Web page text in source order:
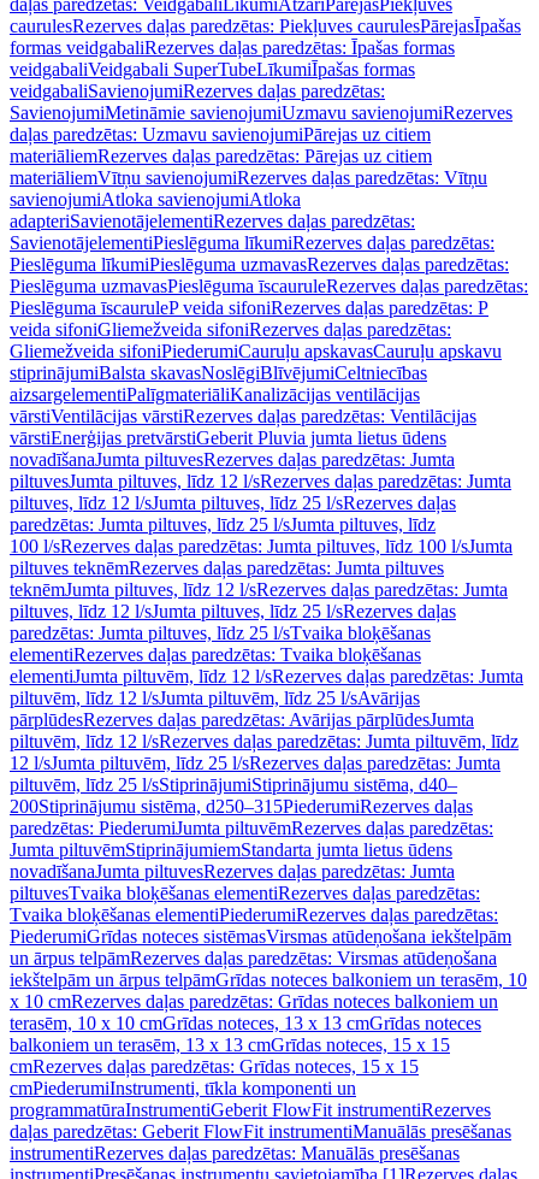
daļas paredzētas: Veidgabali LīkumiAtzari PārejasPiekļuves
caurulesRezerves daļas paredzētas: Piekļuves caurulesPārejasĪpašas
formas veidgabaliRezerves daļas paredzētas: Īpašas formas
veidgabaliVeidgabali SuperTubeLīkumiĪpašas formas
veidgabaliSavienojumiRezerves daļas paredzētas:
SavienojumiMetināmie savienojumiUzmavu savienojumiRezerves
daļas paredzētas: Uzmavu savienojumiPārejas uz citiem
materiāliemRezerves daļas paredzētas: Pārejas uz citiem
materiāliemVītņu savienojumiRezerves daļas paredzētas: Vītņu
savienojumiAtloka savienojumiAtloka
adapteriSavienotājelementiRezerves daļas paredzētas:
SavienotājelementiPieslēguma līkumiRezerves daļas paredzētas:
Pieslēguma līkumiPieslēguma uzmavasRezerves daļas paredzētas:
Pieslēguma uzmavasPieslēguma īscauruleRezerves daļas paredzētas:
Pieslēguma īscauruleP veida sifoniRezerves daļas paredzētas: P
veida sifoniGliemežveida sifoniRezerves daļas paredzētas:
Gliemežveida sifoniPiederumiCauruļu apskavasCauruļu apskavu
stiprinājumiBalsta skavasNoslēgiBlīvējumiCeltniecības
aizsargelementiPalīgmateriāliKanalizācijas ventilācijas
vārstiVentilācijas vārstiRezerves daļas paredzētas: Ventilācijas
vārstiEnerģijas pretvārstiGeberit Pluvia jumta lietus ūdens
novadīšanaJumta piltuvesRezerves daļas paredzētas: Jumta
piltuvesJumta piltuves, līdz 12 l/sRezerves daļas paredzētas: Jumta
piltuves, līdz 12 l/sJumta piltuves, līdz 25 l/sRezerves daļas
paredzētas: Jumta piltuves, līdz 25 l/sJumta piltuves, līdz
100 l/sRezerves daļas paredzētas: Jumta piltuves, līdz 100 l/sJumta
piltuves teknēmRezerves daļas paredzētas: Jumta piltuves
teknēmJumta piltuves, līdz 12 l/sRezerves daļas paredzētas: Jumta
piltuves, līdz 12 l/sJumta piltuves, līdz 25 l/sRezerves daļas
paredzētas: Jumta piltuves, līdz 25 l/sTvaika bloķēšanas
elementiRezerves daļas paredzētas: Tvaika bloķēšanas
elementiJumta piltuvēm, līdz 12 l/sRezerves daļas paredzētas: Jumta
piltuvēm, līdz 12 l/sJumta piltuvēm, līdz 25 l/sAvārijas
pārplūdesRezerves daļas paredzētas: Avārijas pārplūdesJumta
piltuvēm, līdz 12 l/sRezerves daļas paredzētas: Jumta piltuvēm, līdz
12 l/sJumta piltuvēm, līdz 25 l/sRezerves daļas paredzētas: Jumta
piltuvēm, līdz 25 l/sStiprinājumiStiprinājumu sistēma, d40–
200Stiprinājumu sistēma, d250–315PiederumiRezerves daļas
paredzētas: PiederumiJumta piltuvēmRezerves daļas paredzētas:
Jumta piltuvēmStiprinājumiemStandarta jumta lietus ūdens
novadīšanaJumta piltuvesRezerves daļas paredzētas: Jumta
piltuvesTvaika bloķēšanas elementiRezerves daļas paredzētas:
Tvaika bloķēšanas elementiPiederumiRezerves daļas paredzētas:
PiederumiGrīdas noteces sistēmasVirsmas atūdeņošana iekštelpām
un ārpus telpāmRezerves daļas paredzētas: Virsmas atūdeņošana
iekštelpām un ārpus telpāmGrīdas noteces balkoniem un terasēm, 10
x 10 cmRezerves daļas paredzētas: Grīdas noteces balkoniem un
terasēm, 10 x 10 cmGrīdas noteces, 13 x 13 cmGrīdas noteces
balkoniem un terasēm, 13 x 13 cmGrīdas noteces, 15 x 15
cmRezerves daļas paredzētas: Grīdas noteces, 15 x 15
cmPiederumiInstrumenti, tīkla komponenti un
programmatūraInstrumentiGeberit FlowFit instrumentiRezerves
daļas paredzētas: Geberit FlowFit instrumentiManuālās presēšanas
instrumentiRezerves daļas paredzētas: Manuālās presēšanas
instrumentiPresēšanas instrumentu savietojamība [1]Rezerves daļas